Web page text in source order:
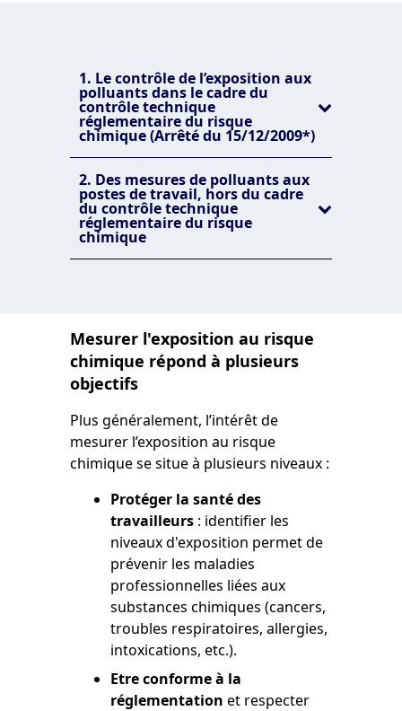
1. Le contrôle de l’exposition aux
polluants dans le cadre du
contrôle technique
réglementaire du risque
chimique (Arrêté du 15/12/2009*)
2. Des mesures de polluants aux
postes de travail, hors du cadre
du contrôle technique
réglementaire du risque
chimique
Mesurer l'exposition au risque
chimique répond à plusieurs
objectifs
Plus généralement, l’intérêt de
mesurer l’exposition au risque
chimique se situe à plusieurs niveaux :
Protéger la santé des
travailleurs : identifier les
niveaux d'exposition permet de
prévenir les maladies
professionnelles liées aux
substances chimiques (cancers,
troubles respiratoires, allergies,
intoxications, etc.).
Etre conforme à la
réglementation et respecter